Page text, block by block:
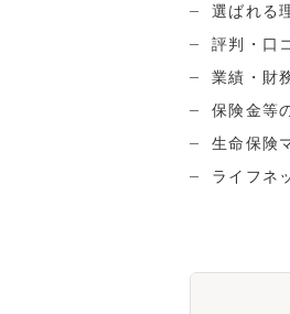
選ばれる
評判・口
業績・財
保険金等
生命保険
ライフネ